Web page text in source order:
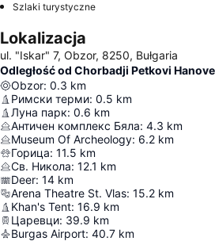
Szlaki turystyczne
Lokalizacja
ul. "Iskar" 7, Obzor, 8250, Bułgaria
Odległość od Chorbadji Petkovi Hanove
Obzor: 0.3 km
Римски терми: 0.5 km
Луна парк: 0.6 km
Античен комплекс Бяла: 4.3 km
Museum Of Archeology: 6.2 km
Горица: 11.5 km
Св. Никола: 12.1 km
Deer: 14 km
Arena Theatre St. Vlas: 15.2 km
Khan's Tent: 16.9 km
Царевци: 39.9 km
Burgas Airport: 40.7 km